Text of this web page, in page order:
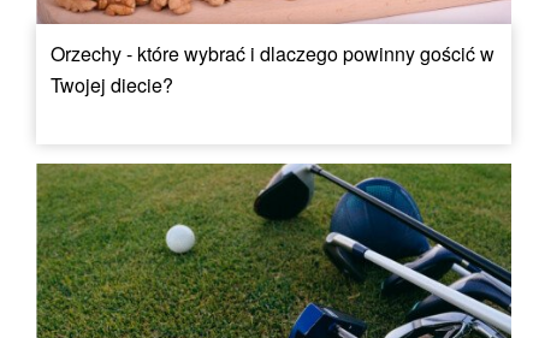
Orzechy - które wybrać i dlaczego powinny gościć w
Twojej diecie?